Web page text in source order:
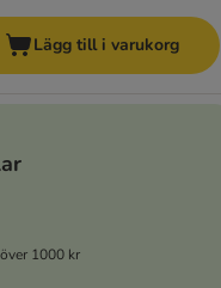
Lägg till i varukorg
1000 kr